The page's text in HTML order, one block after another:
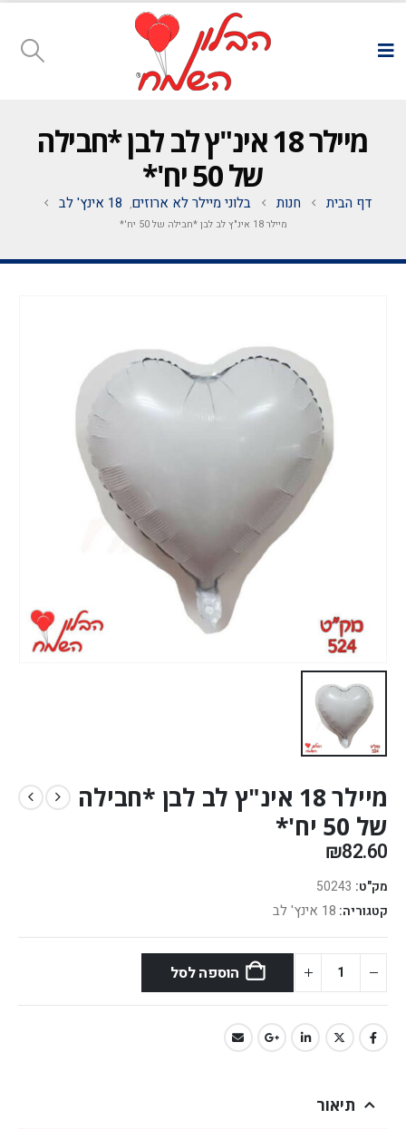
מיילר 18 אינ"ץ לב לבן *חבילה
של 50 יח'*
דף הבית חנות בלוני מיילר לא ארוזים, 18 אינץ' לב
מיילר 18 אינ"ץ לב לבן *חבילה של 50 יח'*
מיילר 18 אינ"ץ לב לבן *חבילה
של 50 יח'*
₪82.60
מק"ט: 50243
קטגוריה: 18 אינץ' לב
הוספה לסל
תיאור